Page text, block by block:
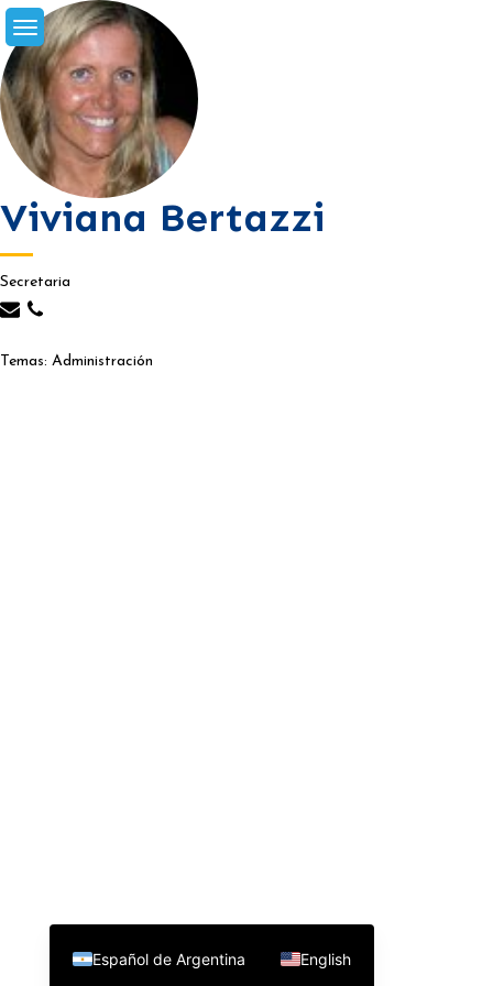
Skip
to
content
Viviana Bertazzi
Secretaria
Temas: Administración
Español de Argentina English